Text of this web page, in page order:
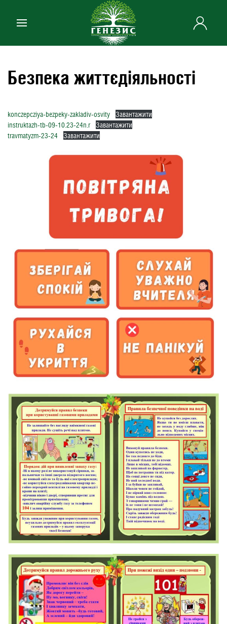
Skip to main content
Безпека життєдіяльності
konczepcziya-bezpeky-zakladiv-osvity
Завантажити
instruktazh-tb-09-10.23-24n.r
Завантажити
travmatyzm-23-24
Завантажити